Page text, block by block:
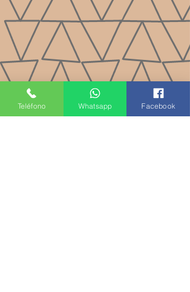
Teléfono Whatsapp Facebook